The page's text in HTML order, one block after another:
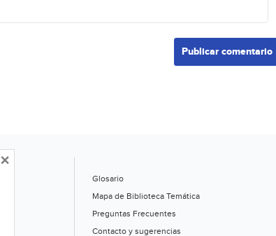
Glosario
Mapa de Biblioteca Temática
Preguntas Frecuentes
Contacto y sugerencias
×